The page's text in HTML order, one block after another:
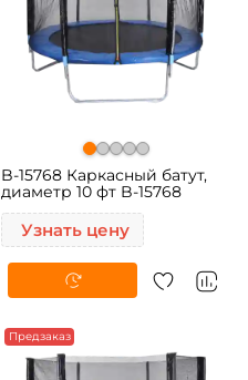
B-15768 Каркасный батут,
диаметр 10 фт B-15768
Узнать цену
Предзаказ